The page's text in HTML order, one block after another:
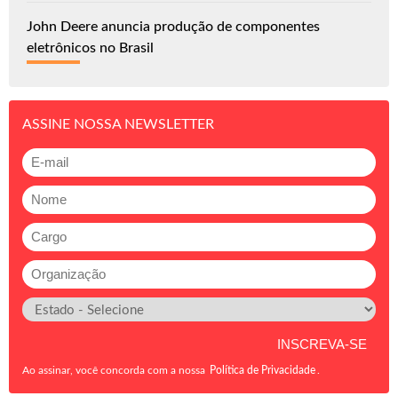
John Deere anuncia produção de componentes
eletrônicos no Brasil
ASSINE NOSSA NEWSLETTER
Ao assinar, você concorda com a nossa Política de Privacidade